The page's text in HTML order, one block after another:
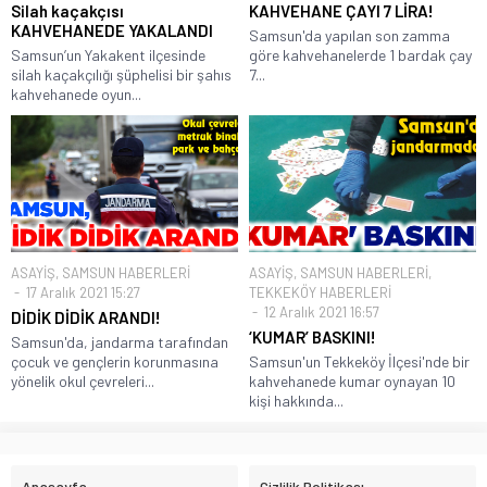
Silah kaçakçısı
KAHVEHANEDE YAKALANDI
Samsun’un Yakakent ilçesinde
silah kaçakçılığı şüphelisi bir şahıs
kahvehanede oyun...
KAHVEHANE ÇAYI 7 LİRA!
Samsun'da yapılan son zamma
göre kahvehanelerde 1 bardak çay
7...
ASAYİŞ, SAMSUN HABERLERİ
17 Aralık 2021 15:27
DİDİK DİDİK ARANDI!
Samsun'da, jandarma tarafından
çocuk ve gençlerin korunmasına
yönelik okul çevreleri...
ASAYİŞ, SAMSUN HABERLERİ,
TEKKEKÖY HABERLERİ
12 Aralık 2021 16:57
‘KUMAR’ BASKINI!
Samsun'un Tekkeköy İlçesi'nde bir
kahvehanede kumar oynayan 10
kişi hakkında...